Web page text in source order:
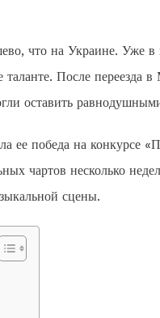
что на Украине. Уже
После переезда
оставить
ее победа на конкурсе
чартов несколько
сцены.